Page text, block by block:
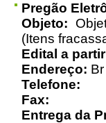
Pregão
Objeto:
(Itens
Edital a
Endereço:
Telefone:
Fax:
Entrega da